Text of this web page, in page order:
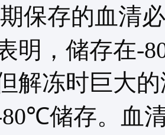
期保存的血清
明，储存在-
解冻时巨大
储存。血